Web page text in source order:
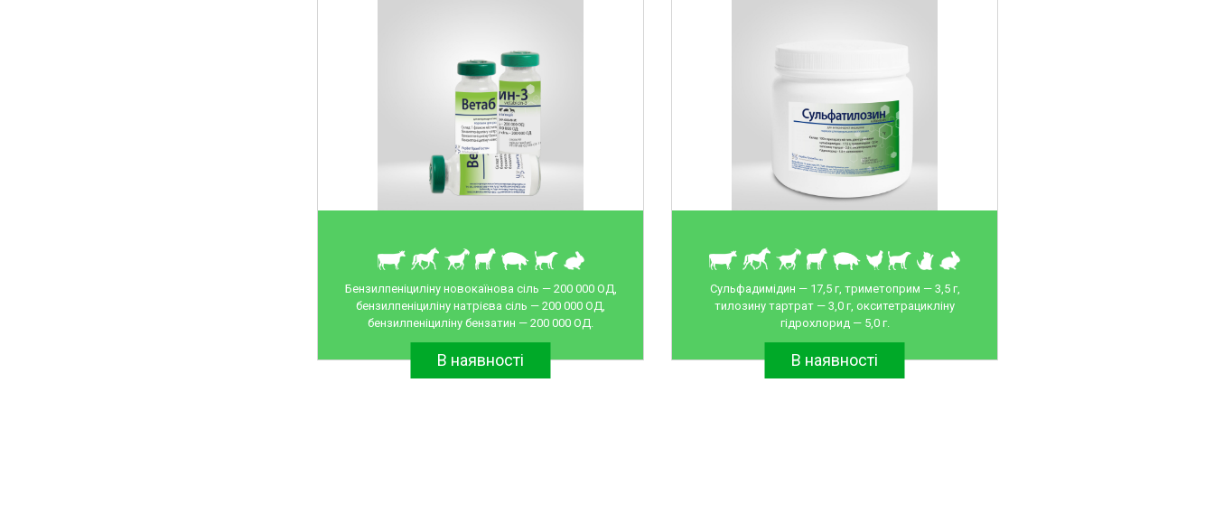
Бензилпеніциліну новокаїнова сіль — 200 000 ОД,
бензилпеніциліну натрієва сіль — 200 000 ОД,
бензилпеніциліну бензатин — 200 000 ОД.
В наявності
Сульфадимідин — 17,5 г, триметоприм — 3,5 г,
тилозину тартрат — 3,0 г, окситетрацикліну
гідрохлорид — 5,0 г.
В наявності